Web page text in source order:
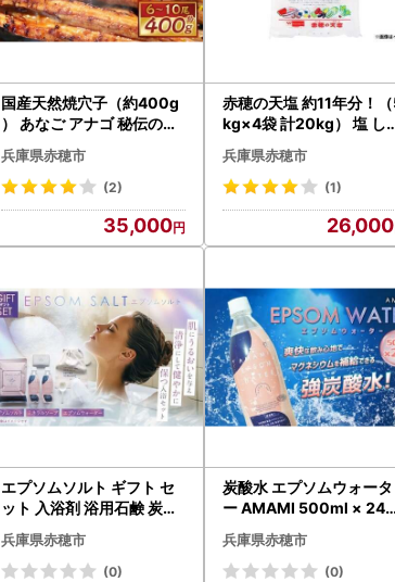
国産天然焼穴子（約400g
） あなご アナゴ 秘伝のタ
兵庫県赤穂市
(2)
35,000
赤穂の天塩 約11年分！
kg×4袋 計20kg） 塩 し
調味料
兵庫県赤穂市
(1)
26,000
エプソムソルト ギフト セ
ット 入浴剤 浴用石鹸 炭酸
水 詰め合わせ 美容 プレゼ
ント 贈り物 兵庫 赤穂市
兵庫県赤穂市
(0)
炭酸水 エプソムウォータ
ー AMAMI 500ml × 24
アマミエプソムウォーター
兵庫県赤穂市
(0)